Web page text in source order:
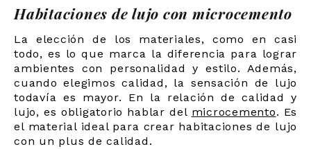
Habitaciones de lujo con microcemento
La elección de los materiales, como en casi
todo, es lo que marca la diferencia para lograr
ambientes con personalidad y estilo. Además,
cuando elegimos calidad, la sensación de lujo
todavía es mayor. En la relación de calidad y
lujo, es obligatorio hablar del microcemento. Es
el material ideal para crear habitaciones de lujo
con un plus de calidad.